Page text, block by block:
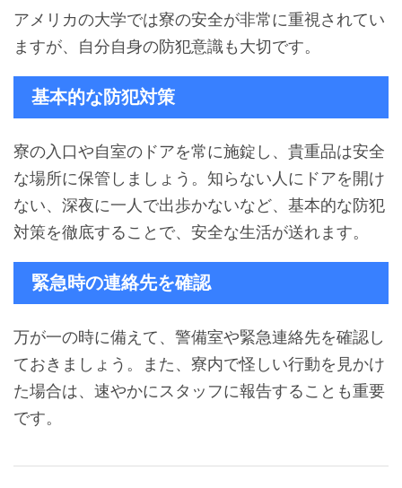
アメリカの大学では寮の安全が非常に重視されてい
ますが、自分自身の防犯意識も大切です。
基本的な防犯対策
寮の入口や自室のドアを常に施錠し、貴重品は安全
な場所に保管しましょう。知らない人にドアを開け
ない、深夜に一人で出歩かないなど、基本的な防犯
対策を徹底することで、安全な生活が送れます。
緊急時の連絡先を確認
万が一の時に備えて、警備室や緊急連絡先を確認し
ておきましょう。また、寮内で怪しい行動を見かけ
た場合は、速やかにスタッフに報告することも重要
です。